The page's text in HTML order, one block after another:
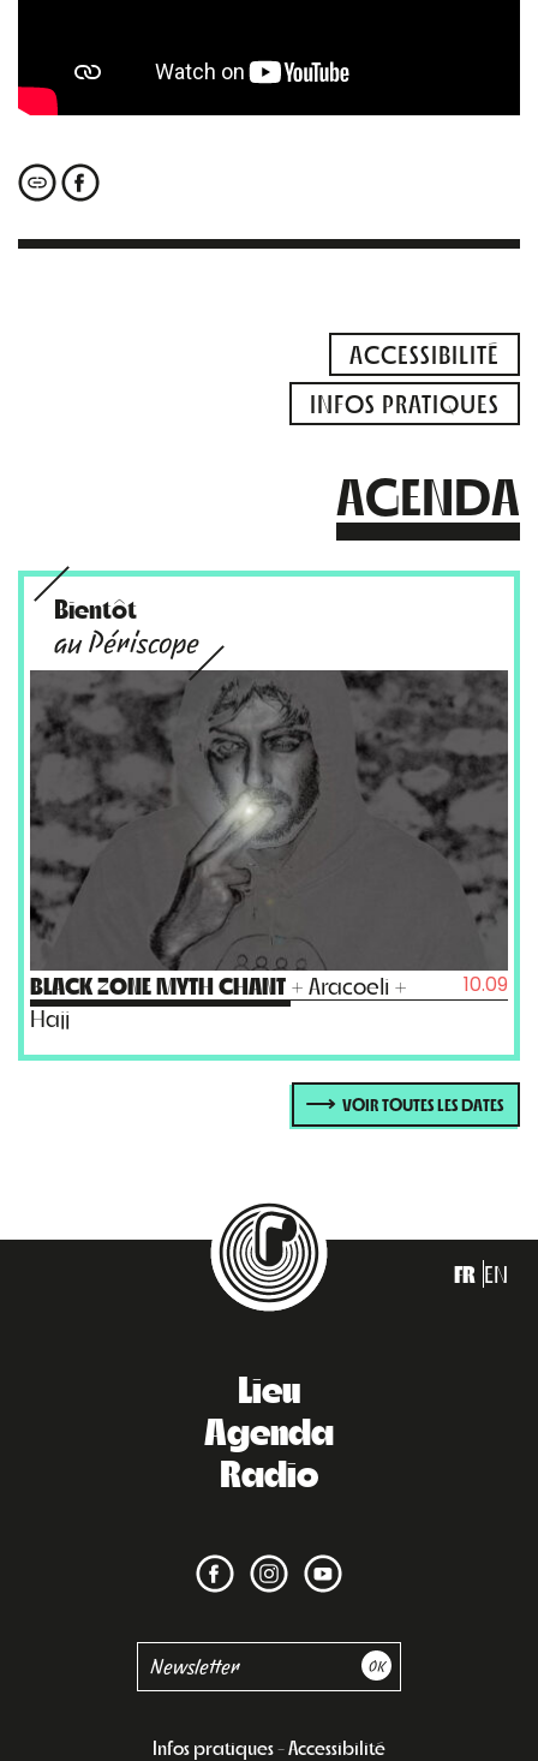
ACCESSIBILITÉ
INFOS PRATIQUES
AGENDA
Bientôt
au Périscope
BLACK ZONE MYTH CHANT + Aracoeli +
Hajj
10.09
VOIR TOUTES LES DATES
FR EN
Lieu
Agenda
Radio
Infos pratiques Accessibilité